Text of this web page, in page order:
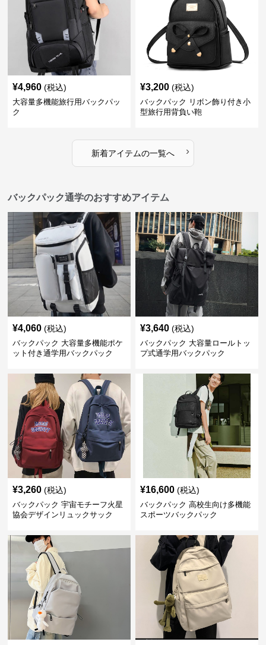
¥4,960 (税込)
大容量多機能旅行用バックパッ
ク
¥3,200 (税込)
バックパック リボン飾り付き小
型旅行用背負い鞄
新着アイテムの一覧へ ›
バックパック通学のおすすめアイテム
¥4,060 (税込)
バックパック 大容量多機能ポケ
ット付き通学用バックパック
¥3,640 (税込)
バックパック 大容量ロールトッ
プ式通学用バックパック
¥3,260 (税込)
バックパック 宇宙モチーフ火星
協会デザインリュックサック
¥16,600 (税込)
バックパック 高校生向け多機能
スポーツバックパック